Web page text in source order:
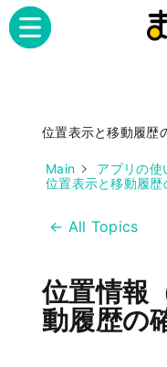
位置表示と移動履歴
Main
アプリの使
位置表示と移動履歴
← All Topics
位置情報
動履歴の